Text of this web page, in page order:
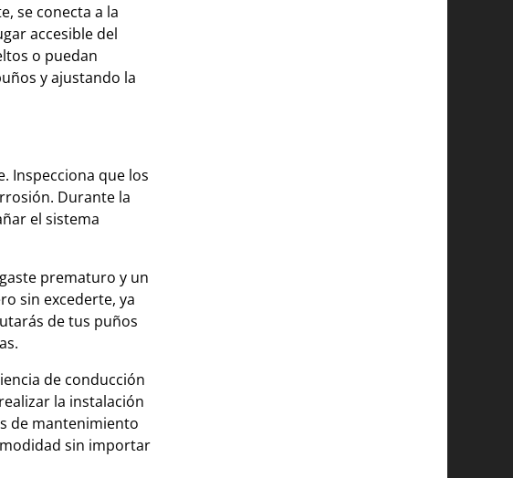
se conecta a la
accesible del
o puedan
y ajustando la
Inspecciona que los
Durante la
el sistema
prematuro y un
sin excederte, ya
de tus puños
de conducción
la instalación
de mantenimiento
sin importar